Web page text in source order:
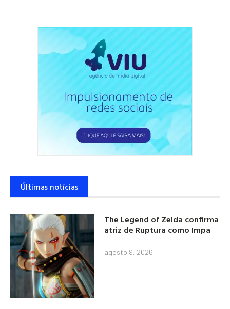
Últimas notícias
The Legend of Zelda confirma
atriz de Ruptura como Impa
agosto 9, 2026